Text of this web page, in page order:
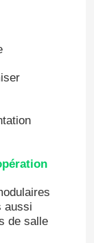
aussi
de salle